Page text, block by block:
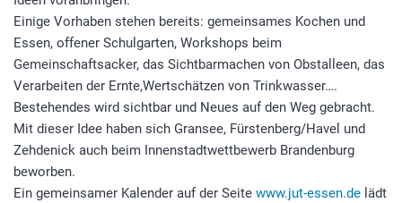
Einige Vorhaben stehen bereits: gemeinsames Kochen und
Essen, offener Schulgarten, Workshops beim
Gemeinschaftsacker, das Sichtbarmachen von Obstalleen, das
Verarbeiten der Ernte,Wertschätzen von Trinkwasser….
Bestehendes wird sichtbar und Neues auf den Weg gebracht.
Mit dieser Idee haben sich Gransee, Fürstenberg/Havel und
Zehdenick auch beim Innenstadtwettbewerb Brandenburg
beworben.
Ein gemeinsamer Kalender auf der Seite www.jut-essen.de lädt